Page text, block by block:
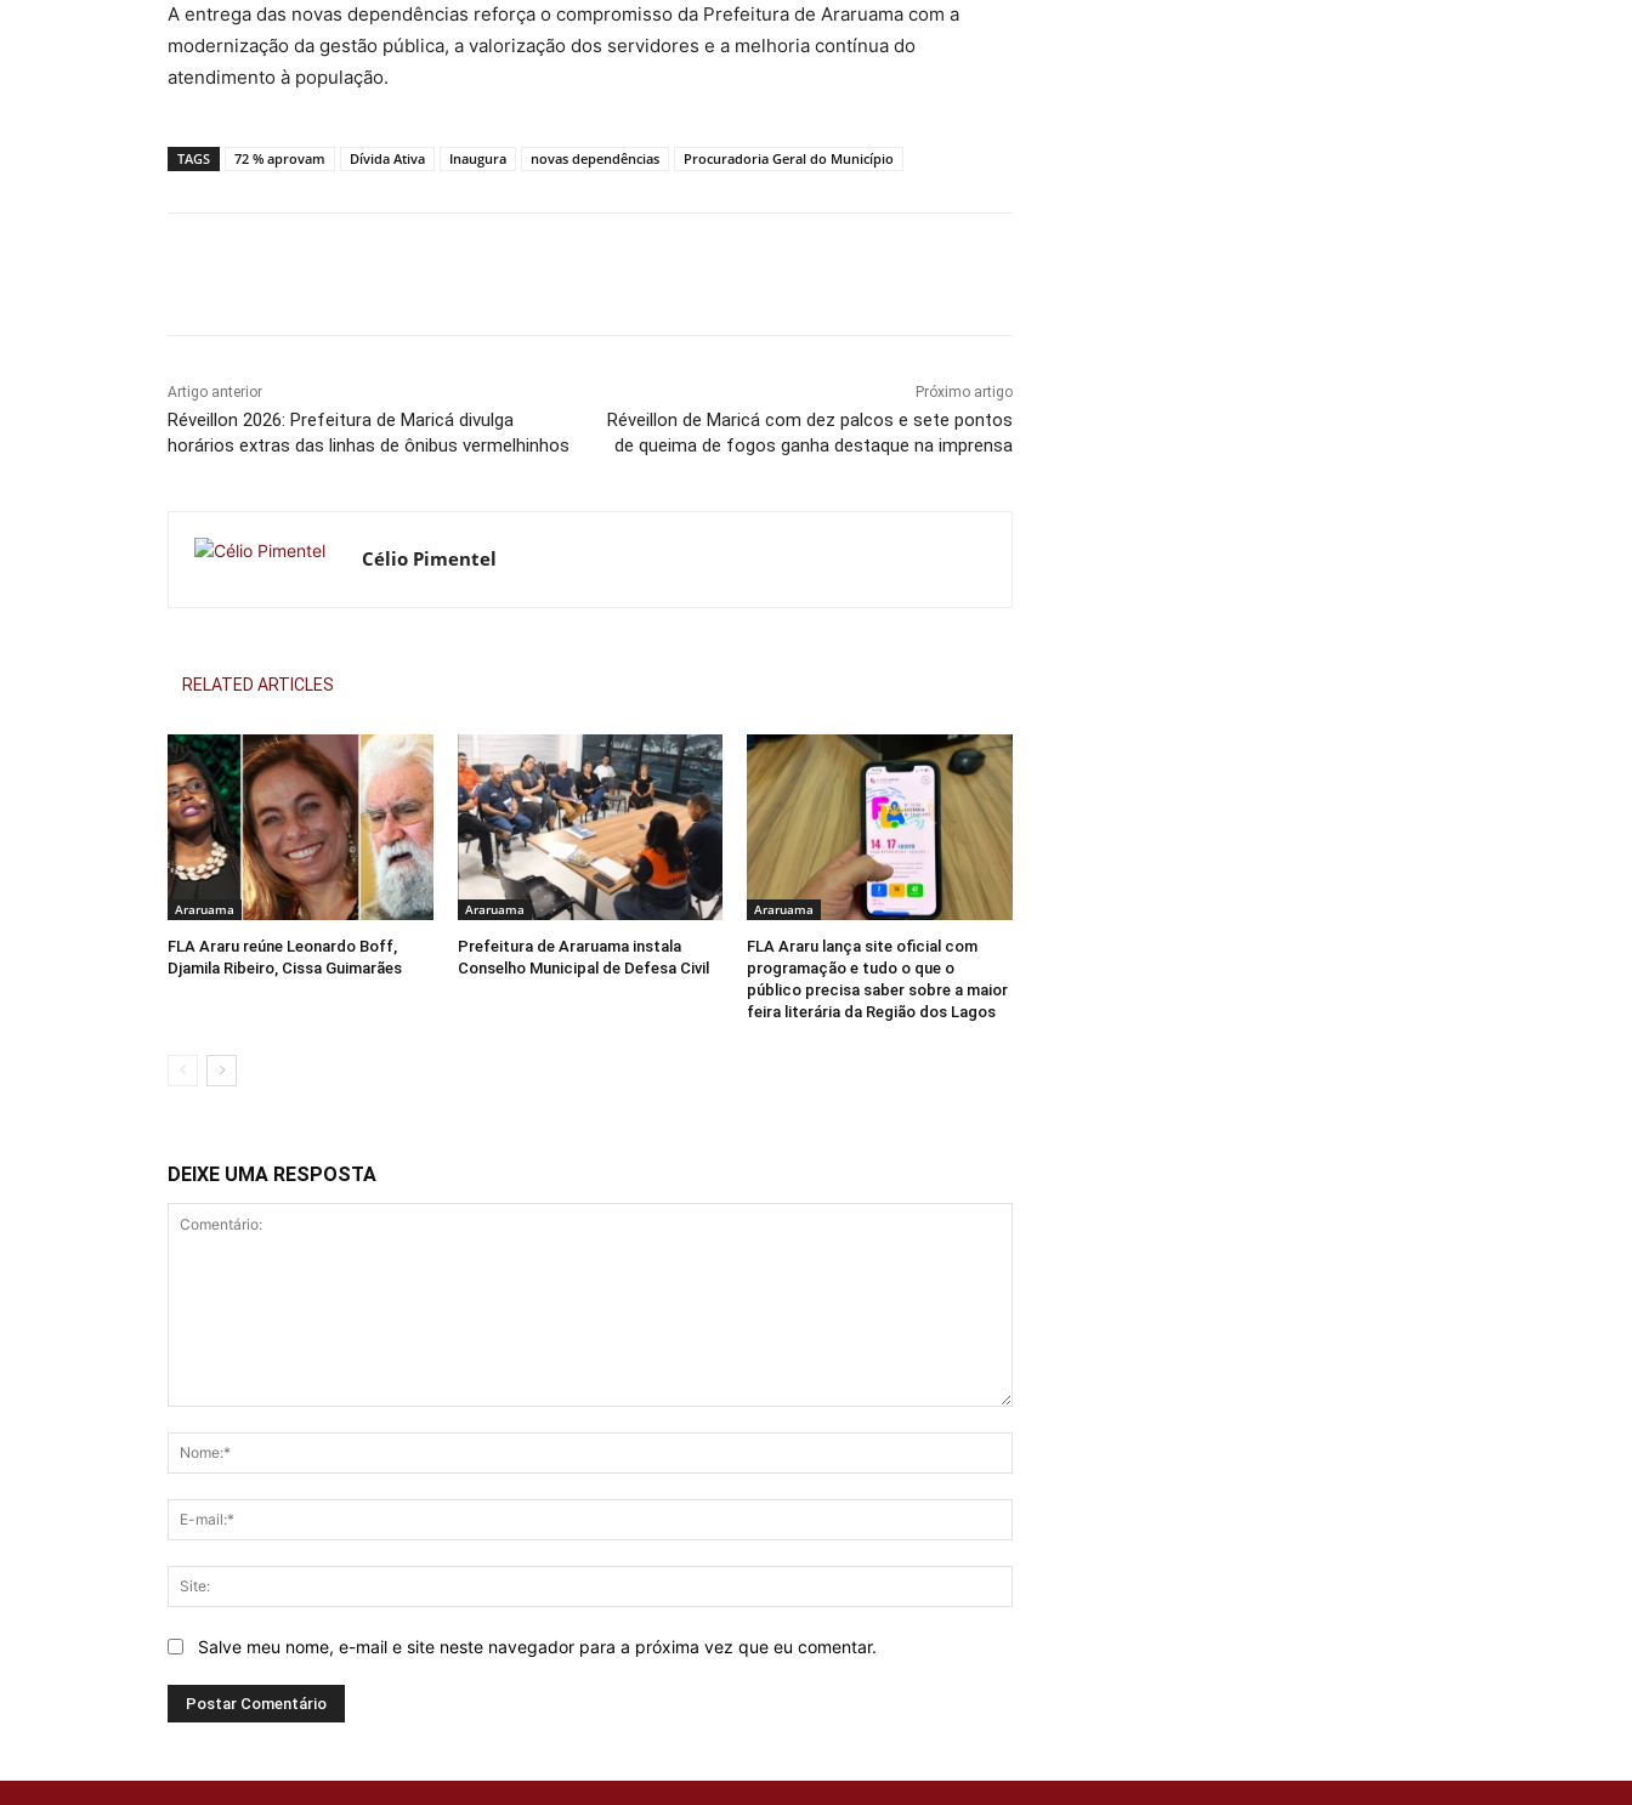
A entrega das novas dependências reforça o compromisso da Prefeitura de Araruama com a
modernização da gestão pública, a valorização dos servidores e a melhoria contínua do
atendimento à população.
TAGS 72 % aprovam Dívida Ativa Inaugura novas dependências Procuradoria Geral do Município
Artigo anterior
Réveillon 2026: Prefeitura de Maricá divulga
horários extras das linhas de ônibus vermelhinhos
Próximo artigo
Réveillon de Maricá com dez palcos e sete pontos
de queima de fogos ganha destaque na imprensa
Célio Pimentel
RELATED ARTICLES
Araruama
FLA Araru reúne Leonardo Boff,
Djamila Ribeiro, Cissa Guimarães
Araruama
Prefeitura de Araruama instala
Conselho Municipal de Defesa Civil
Araruama
FLA Araru lança site oficial com
programação e tudo o que o
público precisa saber sobre a maior
feira literária da Região dos Lagos
DEIXE UMA RESPOSTA
mail:*
Salve meu nome, e-mail e site neste navegador para a próxima vez que eu comentar.